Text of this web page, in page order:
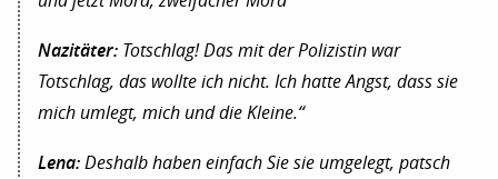
Nazitäter: Totschlag! Das mit der Polizistin war
Totschlag, das wollte ich nicht. Ich hatte Angst, dass sie
mich umlegt, mich und die Kleine.“
Lena: Deshalb haben einfach Sie sie umgelegt, patsch